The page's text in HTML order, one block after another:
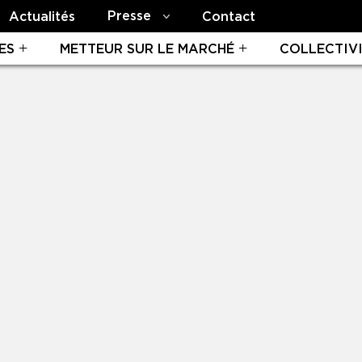
Actualités Presse Contact
METTEUR SUR LE MARCHÉ